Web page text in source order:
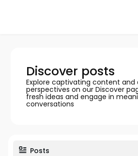
Discover posts
Explore captivating content and
perspectives on our Discover
fresh ideas and engage in
conversations
Posts